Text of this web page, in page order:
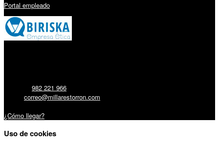
Portal empleado
982 221 966
correo@millarestorron.com
¿Cómo llegar?
Uso de cookies